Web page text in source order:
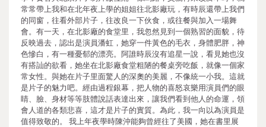
常常帶上我和在北年夜上學的姐姐往北影廠玩，有時辰還帶上我們
的同窗，往看外部片子，往改良一下伙食，或往餐與加入一場舞
會。有一天，在北影廠的食堂里，我忽然見到一個熟習的面貌，待
反映過去，認出是演員潘虹，她穿一件黃色的毛衣，身體肥胖，神
色慘白，有一種憂郁的漂亮。阿誰時辰沒有追星一說，看見她也沒
有搭訕的欲看，她坐在北影廠食堂粗陋的餐桌旁吃飯，就像一個家
常女性。與她在片子里面驚人的深奧的美麗，不像統一小我。這就
是片子的魅力吧。經由過程銀幕，把人物的喜怒哀樂用演員們的眼
睛、臉、身材等等肢體說話表達出來，讓我們看到他人的命運，領
會人道的各類悲喜，這才是片子的實質。為此，我一向以為演員是
值得致敬的。 我上年夜學時陳沖能夠曾經往了美國，她在書里展